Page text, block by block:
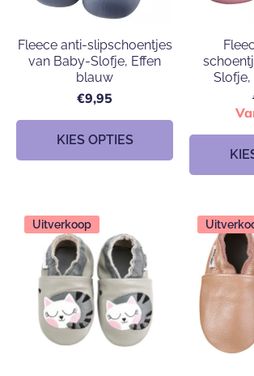
Fleece anti-slipschoentjes
van Baby-Slofje, Effen
blauw
€9,95
KIES OPTIES
Slofje,
Uitverkoop